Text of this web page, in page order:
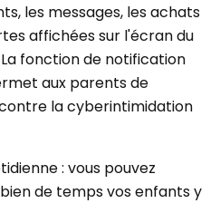
les messages, les achats
affichées sur l'écran du
fonction de notification
aux parents de
la cyberintimidation
: vous pouvez
de temps vos enfants y